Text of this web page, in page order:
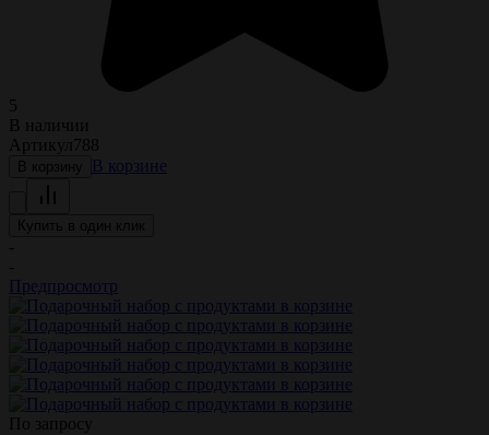
5
В наличии
Артикул 788
В корзину В корзине
Купить в один клик
-
-
Предпросмотр
По запросу